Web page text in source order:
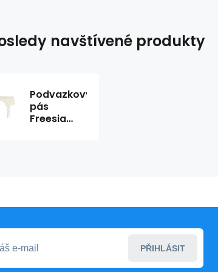
navštívené produkty
Podvazkový
pás
Freesia
PŘIHLÁSIT